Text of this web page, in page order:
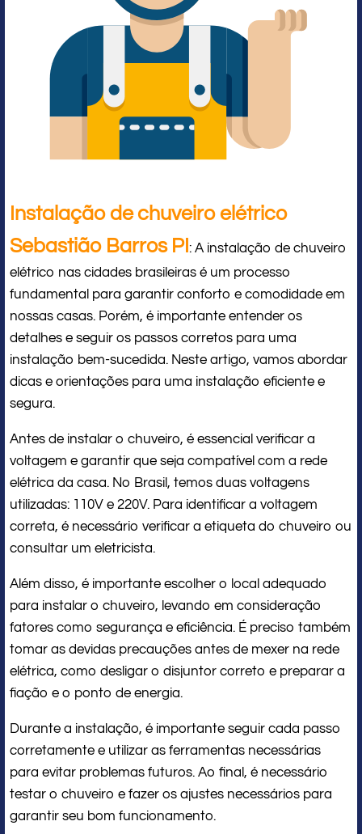
Instalação de chuveiro elétrico
Sebastião Barros PI : A instalação de chuveiro
elétrico nas cidades brasileiras é um processo
fundamental para garantir conforto e comodidade em
nossas casas. Porém, é importante entender os
detalhes e seguir os passos corretos para uma
instalação bem-sucedida. Neste artigo, vamos abordar
dicas e orientações para uma instalação eficiente e
segura.
Antes de instalar o chuveiro, é essencial verificar a
voltagem e garantir que seja compatível com a rede
elétrica da casa. No Brasil, temos duas voltagens
utilizadas: 110V e 220V. Para identificar a voltagem
correta, é necessário verificar a etiqueta do chuveiro ou
consultar um eletricista.
Além disso, é importante escolher o local adequado
para instalar o chuveiro, levando em consideração
fatores como segurança e eficiência. É preciso também
tomar as devidas precauções antes de mexer na rede
elétrica, como desligar o disjuntor correto e preparar a
fiação e o ponto de energia.
Durante a instalação, é importante seguir cada passo
corretamente e utilizar as ferramentas necessárias
para evitar problemas futuros. Ao final, é necessário
testar o chuveiro e fazer os ajustes necessários para
garantir seu bom funcionamento.